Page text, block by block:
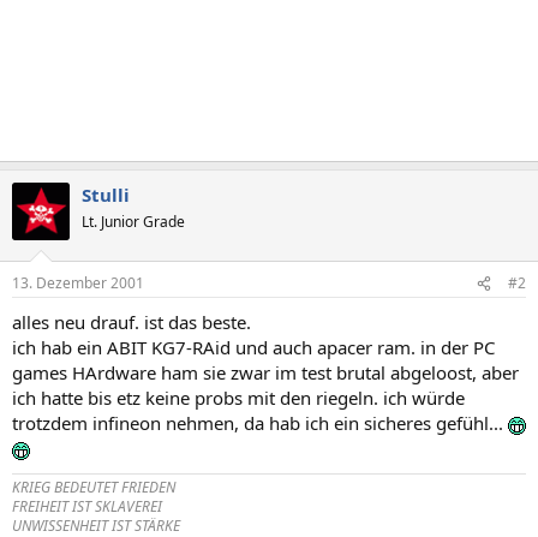
Stulli
Lt. Junior Grade
13. Dezember 2001 #2
alles neu drauf. ist das beste.
ich hab ein ABIT KG7-RAid und auch apacer ram. in der PC
games HArdware ham sie zwar im test brutal abgeloost, aber
ich hatte bis etz keine probs mit den riegeln. ich würde
trotzdem infineon nehmen, da hab ich ein sicheres gefühl...
KRIEG BEDEUTET FRIEDEN
FREIHEIT IST SKLAVEREI
UNWISSENHEIT IST STÄRKE